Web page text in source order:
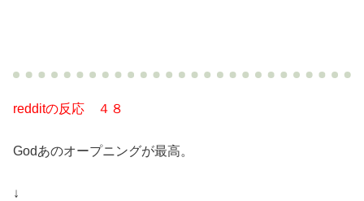
redditの反応 ４８
Godあのオープニングが最高。
↓